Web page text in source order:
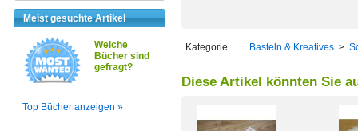
Meist gesuchte Artikel
Welche
Bücher sind
gefragt?
Top Bücher anzeigen »
Kategorie Basteln & Kreatives >
Diese Artikel könnten Sie